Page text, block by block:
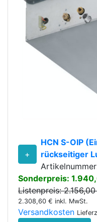
+
HCN S-OIP
rückseitiger
Sonderpreis:
Listenpreis:
2.308,60 € inkl. MwSt.
Versandkosten